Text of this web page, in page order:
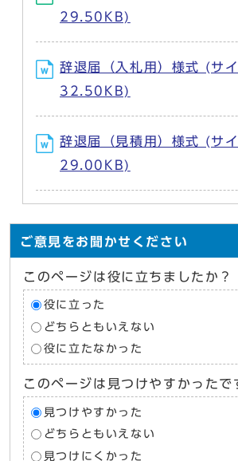
29.50KB)
辞退届（入札用）様式 (サイ
32.50KB)
辞退届（見積用）様式 (サイ
29.00KB)
ご意見をお聞かせください
このページは役に立ちましたか？
役に立った
どちらともいえない
役に立たなかった
このページは見つけやすかったで
見つけやすかった
どちらともいえない
見つけにくかった